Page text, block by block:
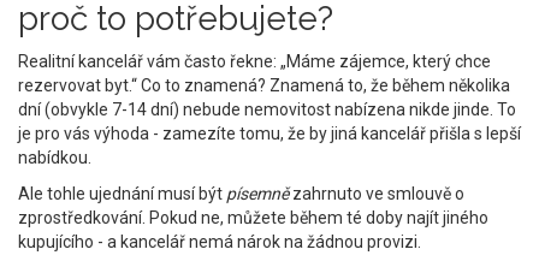
proč to potřebujete?
Realitní kancelář vám často řekne: „Máme zájemce, který chce
rezervovat byt.“ Co to znamená? Znamená to, že během několika
dní (obvykle 7-14 dní) nebude nemovitost nabízena nikde jinde. To
je pro vás výhoda - zamezíte tomu, že by jiná kancelář přišla s lepší
nabídkou.
Ale tohle ujednání musí být písemnězahrnuto ve smlouvě o
zprostředkování. Pokud ne, můžete během té doby najít jiného
kupujícího - a kancelář nemá nárok na žádnou provizi.